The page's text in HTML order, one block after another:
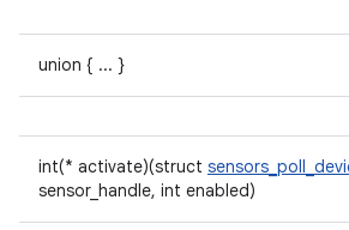
union { ... }
int(* activate)(struct
sensor_handle, int enabled)